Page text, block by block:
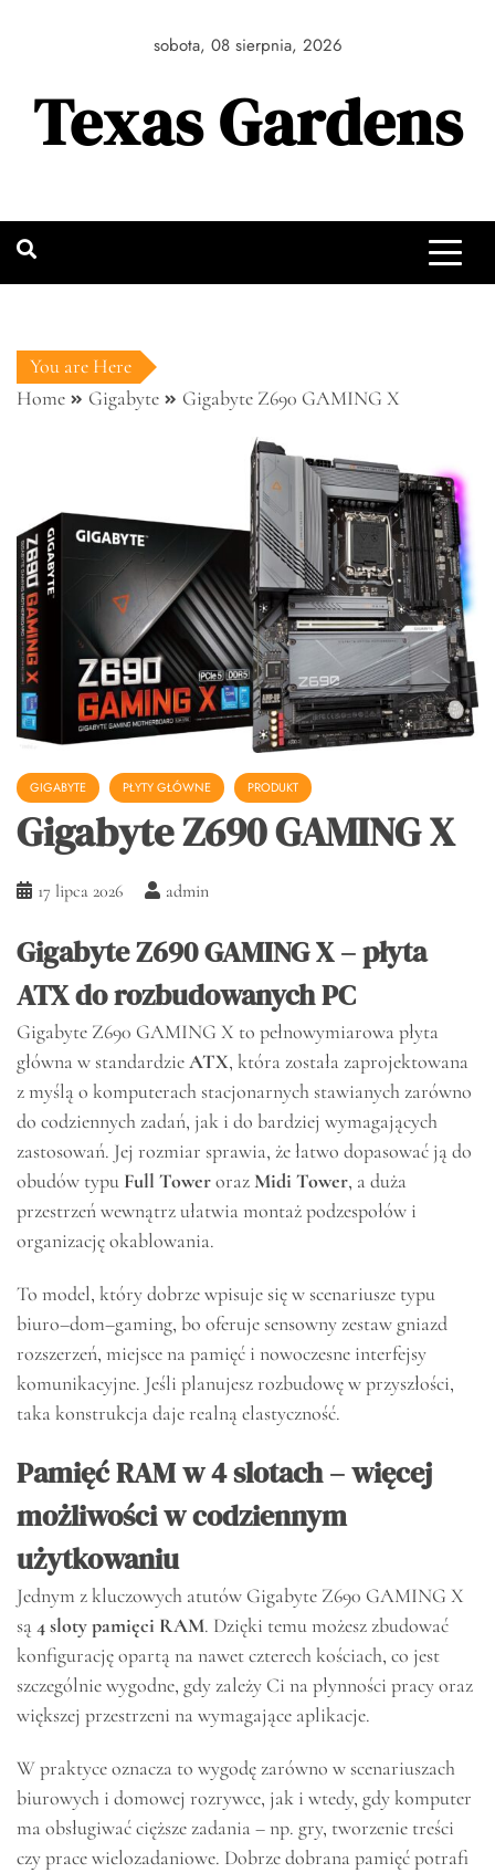
sobota, 08 sierpnia, 2026
Texas Gardens
You are Here
Home
Gigabyte Gigabyte Z690 GAMING X
GIGABYTE PŁYTY GŁÓWNE PRODUKT
Gigabyte Z690 GAMING X
17 lipca 2026 admin
Gigabyte Z690 GAMING X – płyta
ATX do rozbudowanych PC
Gigabyte Z690 GAMING X to pełnowymiarowa płyta
główna w standardzieATX, która została zaprojektowana
z myślą o komputerach stacjonarnych stawianych zarówno
do codziennych zadań, jak i do bardziej wymagających
zastosowań. Jej rozmiar sprawia, że łatwo dopasować ją do
obudów typu Full TowerorazMidi Tower, a duża
przestrzeń wewnątrz ułatwia montaż podzespołów i
organizację okablowania.
To model, który dobrze wpisuje się w scenariusze typu
biuro–dom–gaming, bo oferuje sensowny zestaw gniazd
rozszerzeń, miejsce na pamięć i nowoczesne interfejsy
komunikacyjne. Jeśli planujesz rozbudowę w przyszłości,
taka konstrukcja daje realną elastyczność.
Pamięć RAM w 4 slotach – więcej
możliwości w codziennym
użytkowaniu
Jednym z kluczowych atutów Gigabyte Z690 GAMING X
są4 sloty pamięci RAM. Dzięki temu możesz zbudować
konfigurację opartą na nawet czterech kościach, co jest
szczególnie wygodne, gdy zależy Ci na płynności pracy oraz
większej przestrzeni na wymagające aplikacje.
W praktyce oznacza to wygodę zarówno w scenariuszach
biurowych i domowej rozrywce, jak i wtedy, gdy komputer
ma obsługiwać cięższe zadania – np. gry, tworzenie treści
czy prace wielozadaniowe. Dobrze dobrana pamięć potrafi